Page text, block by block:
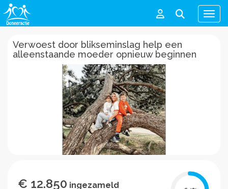
Menu
Verwoest door blikseminslag help een
alleenstaande moeder opnieuw beginnen
€ 12.850 ingezameld